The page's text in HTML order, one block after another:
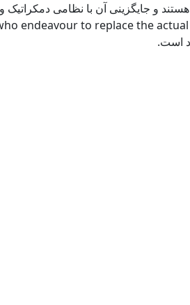
و جایگزینی آن با نظامی دمکراتیک و
endeavour to replace the